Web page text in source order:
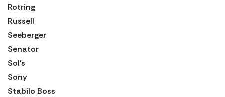
Rotring
Russell
Seeberger
Senator
Sol's
Sony
Stabilo Boss